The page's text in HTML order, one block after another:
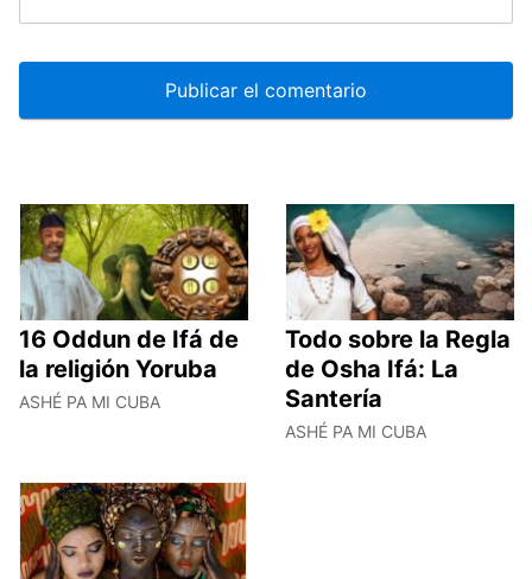
16 Oddun de Ifá de
la religión Yoruba
ASHÉ PA MI CUBA
Todo sobre la Regla
de Osha Ifá: La
Santería
ASHÉ PA MI CUBA